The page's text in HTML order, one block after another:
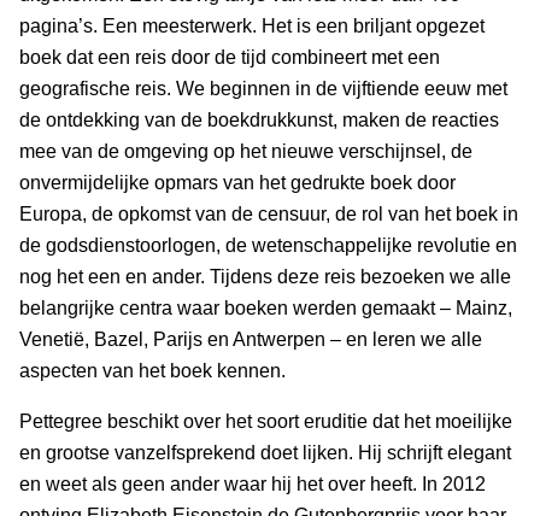
pagina’s. Een meesterwerk. Het is een briljant opgezet
boek dat een reis door de tijd combineert met een
geografische reis. We beginnen in de vijftiende eeuw met
de ontdekking van de boekdrukkunst, maken de reacties
mee van de omgeving op het nieuwe verschijnsel, de
onvermijdelijke opmars van het gedrukte boek door
Europa, de opkomst van de censuur, de rol van het boek in
de godsdienstoorlogen, de wetenschappelijke revolutie en
nog het een en ander. Tijdens deze reis bezoeken we alle
belangrijke centra waar boeken werden gemaakt – Mainz,
Venetië, Bazel, Parijs en Antwerpen – en leren we alle
aspecten van het boek kennen.
Pettegree beschikt over het soort eruditie dat het moeilijke
en grootse vanzelfsprekend doet lijken. Hij schrijft elegant
en weet als geen ander waar hij het over heeft. In 2012